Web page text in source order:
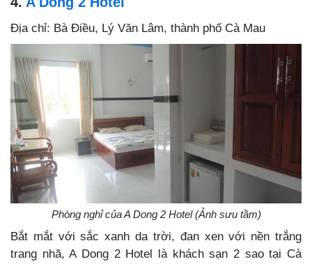
Địa chỉ: Bà Điều, Lý Văn Lâm, thành phố Cà Mau
Phòng nghỉ của A Dong 2 Hotel (Ảnh sưu tầm)
Bắt mắt với sắc xanh da trời, đan xen với nền trắng
trang nhã, A Dong 2 Hotel là khách sạn 2 sao tại Cà